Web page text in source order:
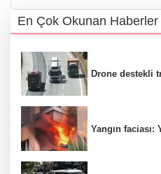
En Çok Okunan Haberler
Drone destekli
Yangın faciası: